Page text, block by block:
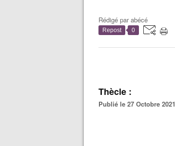
Rédigé parabécé
Repost 0
Thècle :
Publié le 27 Octobre 2021